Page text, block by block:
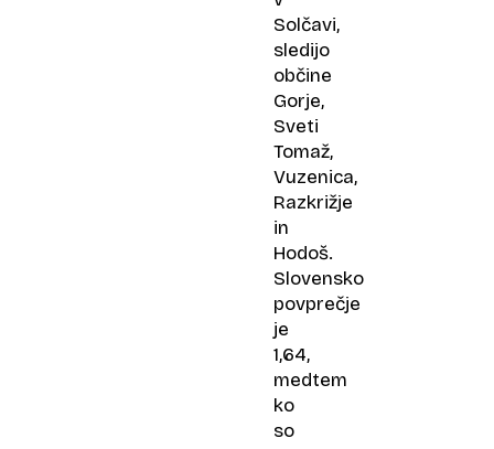
Solčavi,
sledijo
občine
Gorje,
Sveti
Tomaž,
Vuzenica,
Razkrižje
in
Hodoš.
Slovensko
povprečje
je
1,64,
medtem
ko
so